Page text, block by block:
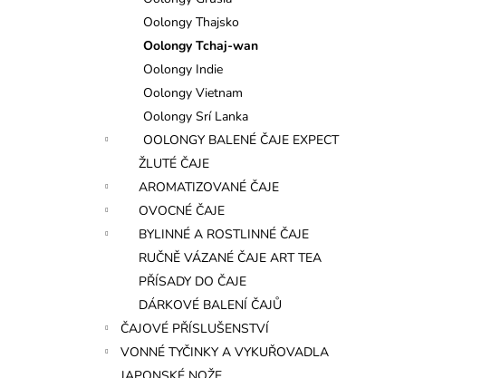
Oolongy Thajsko
Oolongy Tchaj-wan
Oolongy Indie
Oolongy Vietnam
Oolongy Srí Lanka
OOLONGY BALENÉ ČAJE EXPECT
ŽLUTÉ ČAJE
AROMATIZOVANÉ ČAJE
OVOCNÉ ČAJE
BYLINNÉ A ROSTLINNÉ ČAJE
RUČNĚ VÁZANÉ ČAJE ART TEA
PŘÍSADY DO ČAJE
DÁRKOVÉ BALENÍ ČAJŮ
ČAJOVÉ PŘÍSLUŠENSTVÍ
VONNÉ TYČINKY A VYKUŘOVADLA